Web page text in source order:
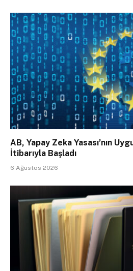
AB, Yapay Zeka Yasası’nın
İtibarıyla Başladı
6 Ağustos 2026